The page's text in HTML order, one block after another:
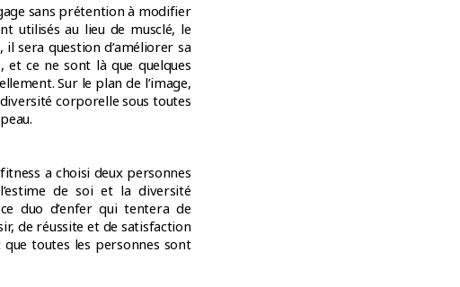
sans prétention à modifier
utilisés au lieu de musclé, le
sera question d’améliorer sa
ce ne sont là que quelques
Sur le plan de l’image,
corporelle sous toutes
a choisi deux personnes
de soi et la diversité
duo d’enfer qui tentera de
de réussite et de satisfaction
toutes les personnes sont